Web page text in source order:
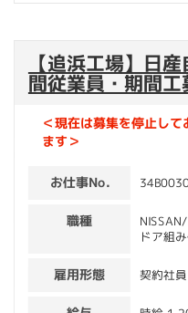
【追浜工場】日
間従業員・期間
＜現在は募集を停止して
ます＞
お仕事No.
職種
ドア組
雇用形態 契約社員